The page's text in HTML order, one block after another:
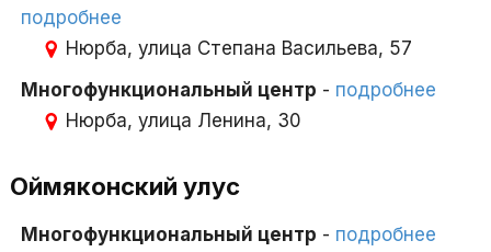
подробнее
Нюрба, улица Степана Васильева, 57
Многофункциональный центр - подробнее
Нюрба, улица Ленина, 30
Оймяконский улус
Многофункциональный центр - подробнее